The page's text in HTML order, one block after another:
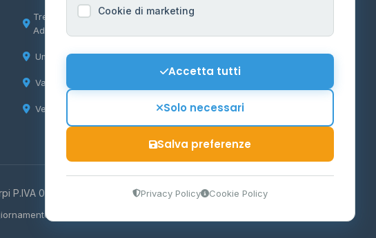
Trentino-Alto
Adige
Umbria
Valle d'Aosta
Veneto
Cookie Policy
Mappa del sito
Contattaci
P.IVA 03859300364
quotidiano
Cookie di marketing
Accetta tutti
Solo necessari
Salva preferenze
Privacy Policy Cookie Policy